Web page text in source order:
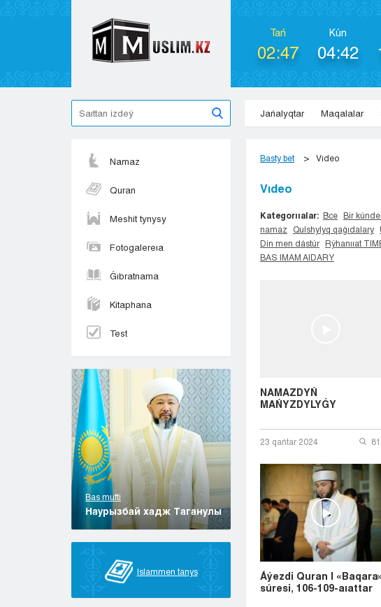
Tań
02:47
Kún
04:42
Jańalyqtar Maqalalar
Namaz
Quran
Meshit tynysy
Fotogalereıa
Ǵıbratnama
Kitaphana
Test
Bas mufti
Наурызбай хадж Таганулы
Islammen tanys
Basty bet Vıdeo
Vıdeo
Kategorııalar: Все Bir kúnde
namaz
Qulshylyq qaǵıdalary
Din men dástúr Rýhanııat
BAS IMAM AIDARY
NAMAZDYŃ
MAŃYZDYLYǴY
23 qańtar 2024
Áýezdi Quran |
súresi, 106-109-aıattar